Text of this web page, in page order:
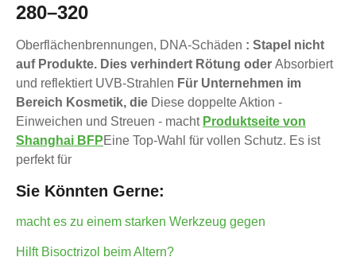
280–320
Oberflächenbrennungen, DNA-Schäden : Stapel nicht
auf Produkte. Dies verhindert Rötung oder Absorbiert
und reflektiert UVB-Strahlen Für Unternehmen im
Bereich Kosmetik, die Diese doppelte Aktion -
Einweichen und Streuen - macht Produktseite von
Shanghai BFPEine Top-Wahl für vollen Schutz. Es ist
perfekt für
Sie Könnten Gerne:
macht es zu einem starken Werkzeug gegen
Hilft Bisoctrizol beim Altern?